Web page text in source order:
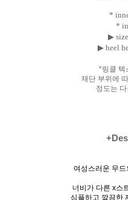
*
*
▶
▶ heel
*링클 텍
재단 부위에
정도는
여성스러운 무
너비가 다른 x스
심플하고 깔끔한